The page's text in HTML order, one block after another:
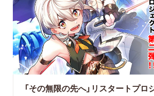
「その無限の先へ」リスタートプ